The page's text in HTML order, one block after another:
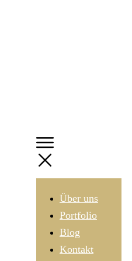
Über uns
Portfolio
Blog
Kontakt